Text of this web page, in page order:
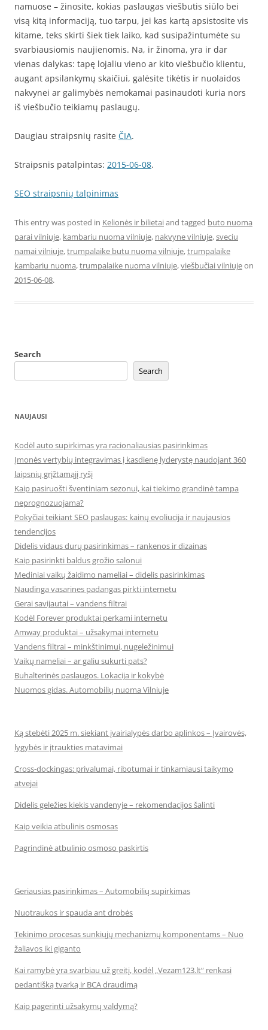
namuose – žinosite, kokias paslaugas viešbutis siūlo bei
visą kitą informaciją, tuo tarpu, jei kas kartą apsistosite vis
kitame, teks skirti šiek tiek laiko, kad susipažintumėte su
svarbiausiomis naujienomis. Na, ir žinoma, yra ir dar
vienas dalykas: tapę lojaliu vieno ar kito viešbučio klientu,
augant apsilankymų skaičiui, galėsite tikėtis ir nuolaidos
nakvynei ar galimybės nemokamai pasinaudoti kuria nors
iš viešbučio teikiamų paslaugų.
Daugiau straipsnių rasite ČIA.
Straipsnis patalpintas: 2015-06-08.
SEO straipsnių talpinimas
This entry was posted in Kelionės ir bilietaiand tagged buto nuoma
parai vilniuje, kambariu nuoma vilniuje, nakvyne vilniuje,sveciu
namai vilniuje,trumpalaike butu nuoma vilniuje,trumpalaike
kambariu nuoma,trumpalaike nuoma vilniuje,viešbučiai vilniujeon
2015-06-08.
Search
Search
NAUJAUSI
Kodėl auto supirkimas yra racionaliausias pasirinkimas
Įmonės vertybių integravimas į kasdienę lyderystę naudojant 360
laipsnių grįžtamąjį ryšį
Kaip pasiruošti šventiniam sezonui, kai tiekimo grandinė tampa
neprognozuojama?
Pokyčiai teikiant SEO paslaugas: kainų evoliucija ir naujausios
tendencijos
Didelis vidaus durų pasirinkimas – rankenos ir dizainas
Kaip pasirinkti baldus grožio salonui
Mediniai vaikų žaidimo nameliai – didelis pasirinkimas
Naudinga vasarines padangas pirkti internetu
Gerai savijautai – vandens filtrai
Kodėl Forever produktai perkami internetu
Amway produktai – užsakymai internetu
Vandens filtrai – minkštinimui, nugeležinimui
Vaikų nameliai – ar galiu sukurti pats?
Buhalterinės paslaugos. Lokacija ir kokybė
Nuomos gidas. Automobilių nuoma Vilniuje
Ką stebėti 2025 m. siekiant įvairialypės darbo aplinkos – Įvairovės,
lygybės ir įtraukties matavimai
Cross-dockingas: privalumai, ribotumai ir tinkamiausi taikymo
atvejai
Didelis geležies kiekis vandenyje – rekomendacijos šalinti
Kaip veikia atbulinis osmosas
Pagrindinė atbulinio osmoso paskirtis
Geriausias pasirinkimas – Automobilių supirkimas
Nuotraukos ir spauda ant drobės
Tekinimo procesas sunkiųjų mechanizmų komponentams – Nuo
žaliavos iki giganto
Kai ramybė yra svarbiau už greitį, kodėl „Vezam123.lt“ renkasi
pedantišką tvarką ir BCA draudimą
Kaip pagerinti užsakymų valdymą?